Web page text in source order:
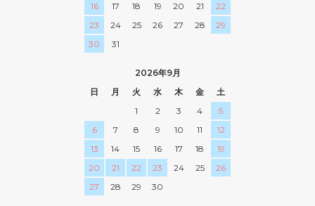
16
17 18 19 20 21
22
23
24 25 26 27 28
29
30
31
2026年9月
日
月 火 水 木 金
土
1
2 3 4
5
6
7 8 9 10 11
12
13
14 15 16 17 18
19
20
21 22 23 24 25
26
27
28 29 30